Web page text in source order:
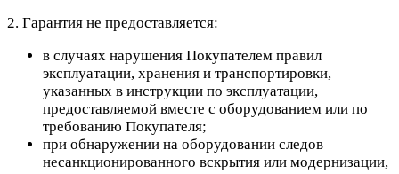
2. Гарантия не предоставляется:
в случаях нарушения Покупателем правил
эксплуатации, хранения и транспортировки,
указанных в инструкции по эксплуатации,
предоставляемой вместе с оборудованием или по
требованию Покупателя;
при обнаружении на оборудовании следов
несанкционированного вскрытия или модернизации,